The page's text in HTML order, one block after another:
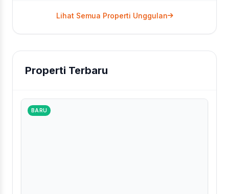
Lihat Semua Properti Unggulan
Properti Terbaru
BARU